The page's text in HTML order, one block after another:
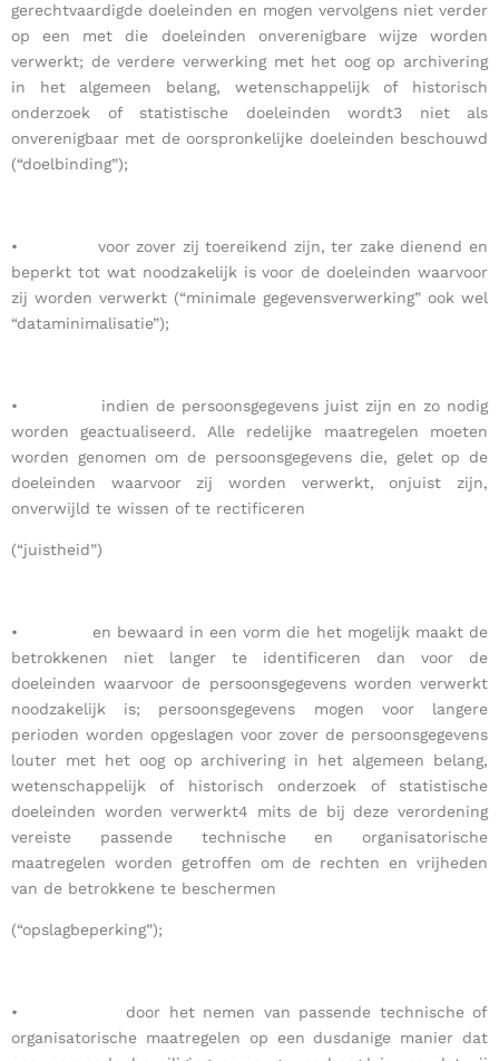
gerechtvaardigde doeleinden en mogen vervolgens niet verder
op een met die doeleinden onverenigbare wijze worden
verwerkt; de verdere verwerking met het oog op archivering
in het algemeen belang, wetenschappelijk of historisch
onderzoek of statistische doeleinden wordt3 niet als
onverenigbaar met de oorspronkelijke doeleinden beschouwd
(“doelbinding”);
• voor zover zij toereikend zijn, ter zake dienend en
beperkt tot wat noodzakelijk is voor de doeleinden waarvoor
zij worden verwerkt (“minimale gegevensverwerking” ook wel
“dataminimalisatie”);
• indien de persoonsgegevens juist zijn en zo nodig
worden geactualiseerd. Alle redelijke maatregelen moeten
worden genomen om de persoonsgegevens die, gelet op de
doeleinden waarvoor zij worden verwerkt, onjuist zijn,
onverwijld te wissen of te rectificeren
(“juistheid”)
• en bewaard in een vorm die het mogelijk maakt de
betrokkenen niet langer te identificeren dan voor de
doeleinden waarvoor de persoonsgegevens worden verwerkt
noodzakelijk is; persoonsgegevens mogen voor langere
perioden worden opgeslagen voor zover de persoonsgegevens
louter met het oog op archivering in het algemeen belang,
wetenschappelijk of historisch onderzoek of statistische
doeleinden worden verwerkt4 mits de bij deze verordening
vereiste passende technische en organisatorische
maatregelen worden getroffen om de rechten en vrijheden
van de betrokkene te beschermen
(“opslagbeperking”);
• door het nemen van passende technische of
organisatorische maatregelen op een dusdanige manier dat